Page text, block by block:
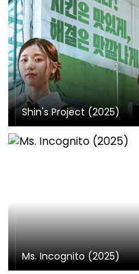
Shin's Project (2025)
Ms. Incognito (2025)